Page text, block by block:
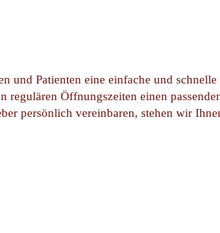
und Patienten eine einfache und
Öffnungszeiten einen
persönlich vereinbaren, stehen wir